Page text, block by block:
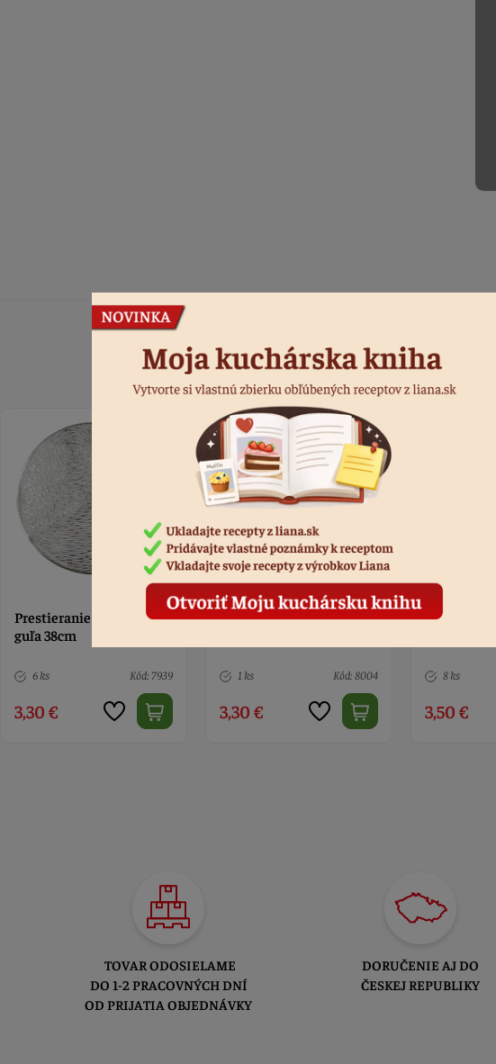
Podobné produkty
Prestieranie zlaté guľa
38cm
1 ks Kód: 8004
3,30 €
Soška Mikuláš biela
8 ks Kód: 9558
3,50 €
Krúžok na
2 ks
5,50 €
TOVAR ODOSIELAME
DO 1-2 PRACOVNÝCH DNÍ
OD PRIJATIA OBJEDNÁVKY
DORUČENIE AJ DO
ČESKEJ REPUBLIKY